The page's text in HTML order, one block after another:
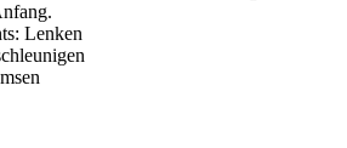
Lenken